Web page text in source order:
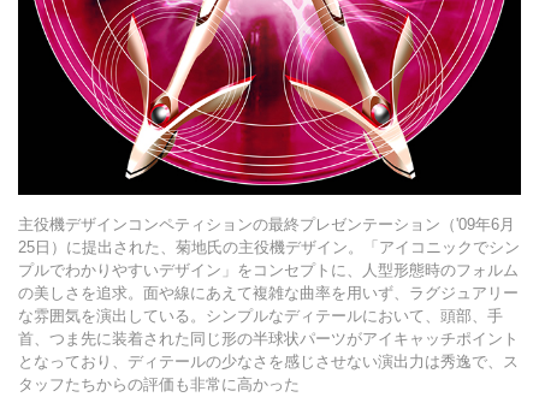
主役機デザインコンペティションの最終プレゼンテーション（'09年6月
25日）に提出された、菊地氏の主役機デザイン。「アイコニックでシン
プルでわかりやすいデザイン」をコンセプトに、人型形態時のフォルム
の美しさを追求。面や線にあえて複雑な曲率を用いず、ラグジュアリー
な雰囲気を演出している。シンプルなディテールにおいて、頭部、手
首、つま先に装着された同じ形の半球状パーツがアイキャッチポイント
となっており、ディテールの少なさを感じさせない演出力は秀逸で、ス
タッフたちからの評価も非常に高かった